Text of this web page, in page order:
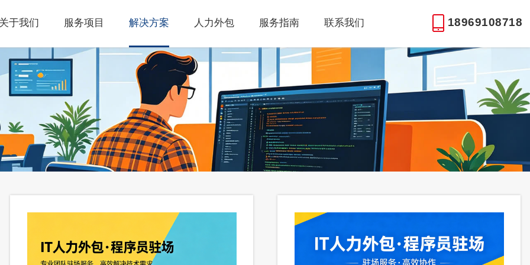
18969108718
于我们 服务项目 解决方案 人力外包 服务指南 联系我们